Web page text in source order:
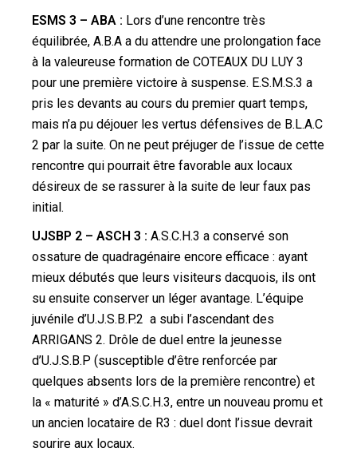
ESMS 3 – ABA : Lors d’une rencontre très
équilibrée, A.B.A a du attendre une prolongation face
à la valeureuse formation de COTEAUX DU LUY 3
pour une première victoire à suspense. E.S.M.S.3 a
pris les devants au cours du premier quart temps,
mais n’a pu déjouer les vertus défensives de B.L.A.C
2 par la suite. On ne peut préjuger de l’issue de cette
rencontre qui pourrait être favorable aux locaux
désireux de se rassurer à la suite de leur faux pas
initial.
UJSBP 2 – ASCH 3 : A.S.C.H.3 a conservé son
ossature de quadragénaire encore efficace : ayant
mieux débutés que leurs visiteurs dacquois, ils ont
su ensuite conserver un léger avantage. L’équipe
juvénile d’U.J.S.B.P.2 a subi l’ascendant des
ARRIGANS 2. Drôle de duel entre la jeunesse
d’U.J.S.B.P (susceptible d’être renforcée par
quelques absents lors de la première rencontre) et
la « maturité » d’A.S.C.H.3, entre un nouveau promu et
un ancien locataire de R3 : duel dont l’issue devrait
sourire aux locaux.